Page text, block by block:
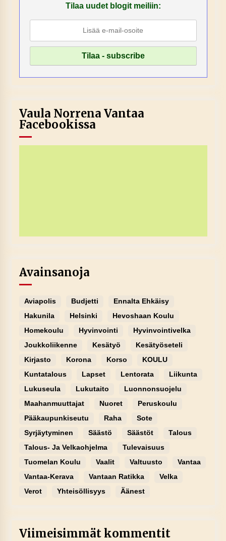
Tilaa uudet blogit meiliin:
Vaula Norrena Vantaa
Facebookissa
Avainsanoja
Aviapolis Budjetti
Ennalta Ehkäisy
Hakunila
Helsinki
Hevoshaan Koulu
Homekoulu
Hyvinvointi
Hyvinvointivelka
Joukkoliikenne
Kesätyö
Kesätyöseteli
Kirjasto
Korona Korso
KOULU
Kuntatalous
Lapset Lentorata
Liikunta
Lukuseula
Lukutaito
Luonnonsuojelu
Maahanmuuttajat
Nuoret
Peruskoulu
Pääkaupunkiseutu
Raha
Sote
Syrjäytyminen
Säästö Säästöt
Talous
Talous- Ja Velkaohjelma
Tulevaisuus
Tuomelan Koulu
Vaalit Valtuusto
Vantaa
Vantaa-Kerava
Vantaan Ratikka
Velka
Verot
Yhteisöllisyys Äänest
Viimeisimmät kommentit